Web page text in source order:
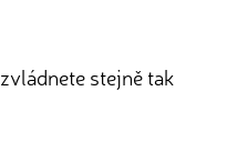
stejně tak